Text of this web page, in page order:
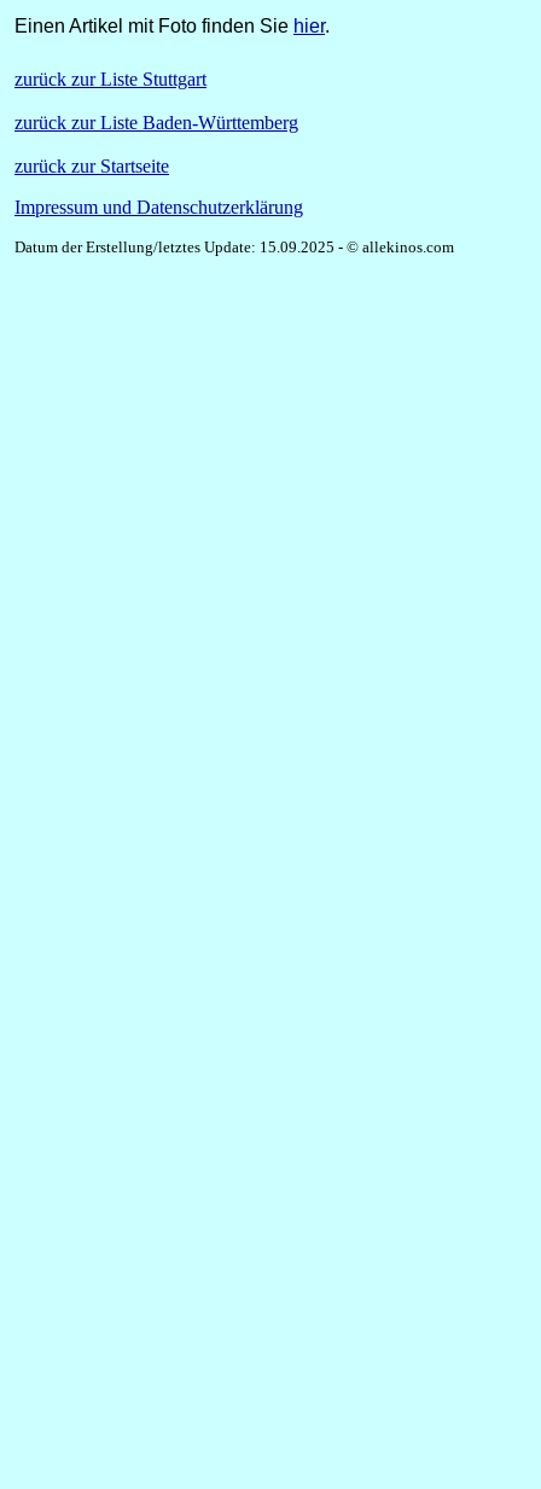
Einen Artikel mit Foto finden Sie hier.
zurück zur Liste Stuttgart
zurück zur Liste Baden-Württemberg
zurück zur Startseite
Impressum und Datenschutzerklärung
Datum der Erstellung/letztes Update: 15.09.2025 - © allekinos.com